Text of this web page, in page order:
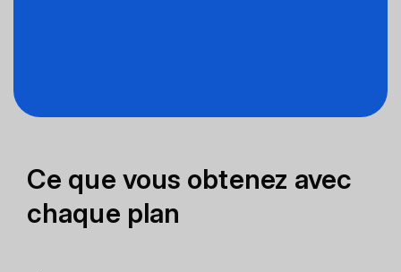
Ce que vous obtenez avec
chaque plan